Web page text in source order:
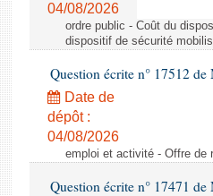
04/08/2026
ordre public - Coût du
dispositif de sécurité
Question écrite n° 17512
Date de
dépôt :
04/08/2026
emploi et activité - Offre de
Question écrite n° 17471